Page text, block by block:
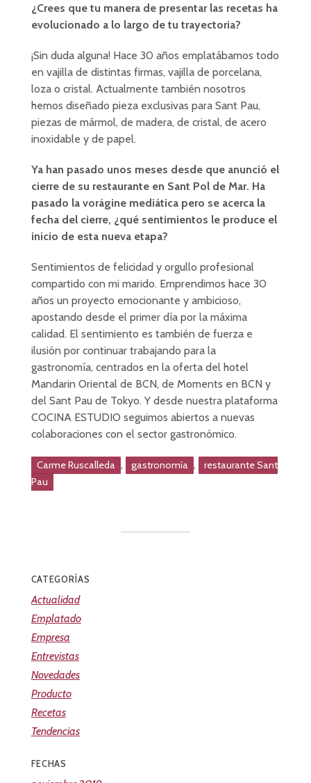
¿Crees que tu manera de presentar las recetas ha
evolucionado a lo largo de tu trayectoria?
¡Sin duda alguna! Hace 30 años emplatábamos todo
en vajilla de distintas firmas, vajilla de porcelana,
loza o cristal. Actualmente también nosotros
hemos diseñado pieza exclusivas para Sant Pau,
piezas de mármol, de madera, de cristal, de acero
inoxidable y de papel.
Ya han pasado unos meses desde que anunció el
cierre de su restaurante en Sant Pol de Mar. Ha
pasado la vorágine mediática pero se acerca la
fecha del cierre, ¿qué sentimientos le produce el
inicio de esta nueva etapa?
Sentimientos de felicidad y orgullo profesional
compartido con mi marido. Emprendimos hace 30
años un proyecto emocionante y ambicioso,
apostando desde el primer día por la máxima
calidad. El sentimiento es también de fuerza e
ilusión por continuar trabajando para la
gastronomía, centrados en la oferta del hotel
Mandarin Oriental de BCN, de Moments en BCN y
del Sant Pau de Tokyo. Y desde nuestra plataforma
COCINA ESTUDIO seguimos abiertos a nuevas
colaboraciones con el sector gastronómico.
Carme Ruscalleda , gastronomía ,
restaurante Sant
Pau
CATEGORÍAS
Actualidad
Emplatado
Empresa
Entrevistas
Novedades
Producto
Recetas
Tendencias
FECHAS